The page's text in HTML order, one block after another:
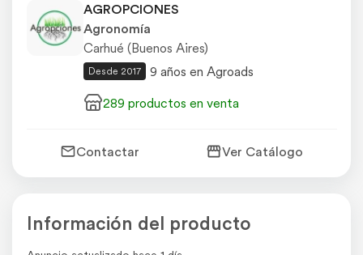
AGROPCIONES
Agronomía
Carhué (Buenos Aires)
Desde 2017
9 años en Agroads
289 productos en venta
Contactar Ver Catálogo
Información del producto